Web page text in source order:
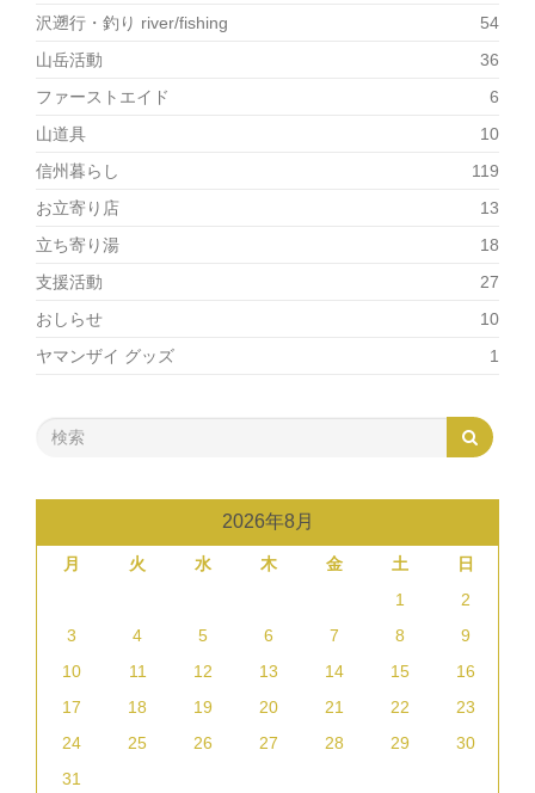
沢遡行・釣り river/fishing
54
山岳活動
36
ファーストエイド
6
山道具
10
信州暮らし
119
お立寄り店
13
立ち寄り湯
18
支援活動
27
おしらせ
10
ヤマンザイ グッズ
1
2026年8月
月 火 水 木 金 土
日
1
2
3
4 5 6 7 8
9
10
11 12 13 14 15
16
17
18 19 20 21 22
23
24
25 26 27 28 29
30
31